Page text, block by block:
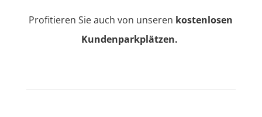
Profitieren Sie auch von unseren kostenlosen
Kundenparkplätzen.